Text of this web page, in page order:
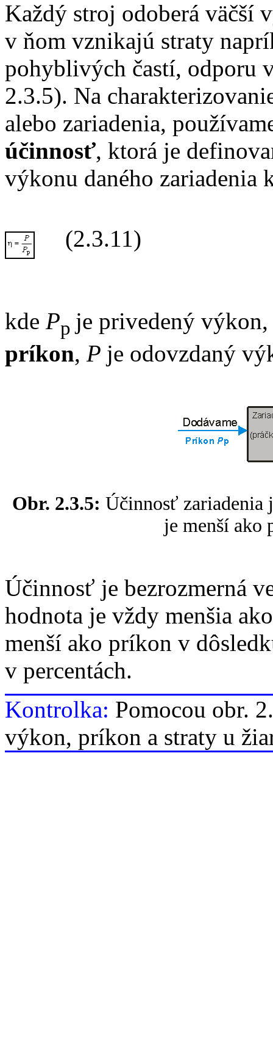
Každý stroj odoberá väčší
v ňom vznikajú straty
pohyblivých častí, odporu
2.3.5). Na
alebo zariadenia,
účinnosť, ktorá je
výkonu daného zariadenia
(2.3.11)
kde Ppje privedený
príkon, P je odovzdaný
Obr. 2.3.5: Účinnosť zariadenia
je menší ako
Účinnosť je bezrozmerná
hodnota je vždy menšia
menší ako príkon v
v percentách.
Kontrolka: Pomocou obr.
výkon, príkon a straty u